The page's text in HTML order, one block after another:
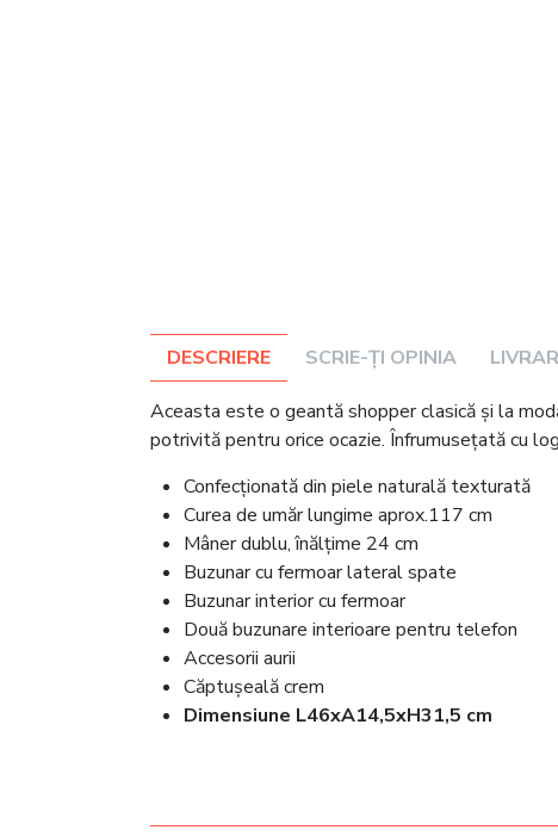
DESCRIERE SCRIE-ȚI OPINIA
Aceasta este o geantă shopper clasică și la
potrivită pentru orice ocazie. Înfrumusețată cu
Confecționată din piele naturală texturată
Curea de umăr lungime aprox.117 cm
Mâner dublu, înălțime 24 cm
Buzunar cu fermoar lateral spate
Buzunar interior cu fermoar
Două buzunare interioare pentru telefon
Accesorii aurii
Căptușeală crem
Dimensiune L46xA14,5xH31,5 cm